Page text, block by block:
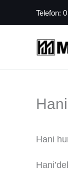
atla
Telefon:
Hani